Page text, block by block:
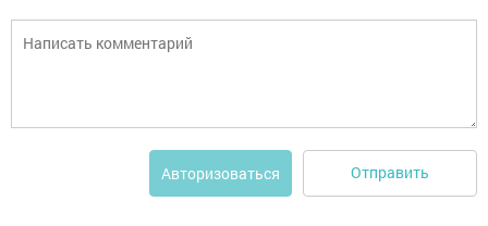
Авторизоваться Отправить